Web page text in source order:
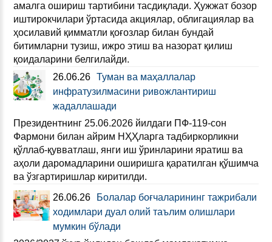
амалга ошириш тартибини тасдиқлади. Ҳужжат бозор
иштирокчилари ўртасида акциялар, облигациялар ва
ҳосилавий қимматли қоғозлар билан бундай
битимларни тузиш, ижро этиш ва назорат қилиш
қоидаларини белгилайди.
26.06.26 Туман ва маҳаллалар
инфратузилмасини ривожлантириш
жадаллашади
Президентнинг 25.06.2026 йилдаги ПФ-119-сон
Фармони билан айрим НҲҲларга тадбиркорликни
қўллаб-қувватлаш, янги иш ўринларини яратиш ва
аҳоли даромадларини оширишга қаратилган қўшимча
ва ўзгартиришлар киритилди.
26.06.26
Болалар боғчаларининг тажрибали
ходимлари дуал олий таълим олишлари
мумкин бўлади